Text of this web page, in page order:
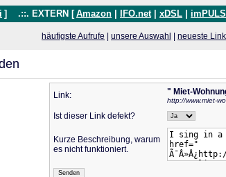
] .::. EXTERN [ Amazon IFO.net xDSL imPULS
häufigste Aufrufe unsere Auswahl neueste
Link: " Miet-
http://www.miet-
Ist dieser Link defekt?
Kurze Beschreibung, warum
es nicht funktioniert.